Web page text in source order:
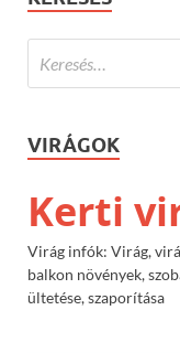
VIRÁGOK
Kerti
Virág infók: Virág,
balkon növények,
ültetése, szaporítása